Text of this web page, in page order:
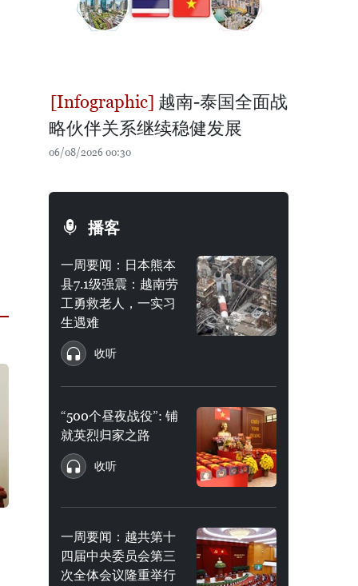
越南-泰国全面战
略伙伴关系继续稳健发展
06/08/2026 00:30
播客
一周要闻：日本熊本
县7.1级强震：越南劳
工勇救老人，一实习
生遇难
收听
“500个昼夜战役”: 铺
就英烈归家之路
收听
一周要闻：越共第十
四届中央委员会第三
次全体会议隆重举行